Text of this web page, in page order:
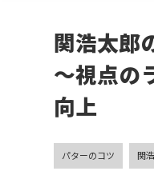
関浩太郎
～視点の
向上
パターのコツ 関